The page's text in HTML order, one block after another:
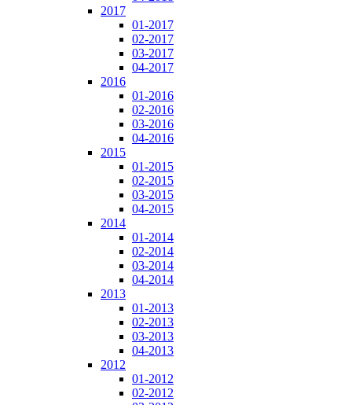
2017
01-2017
02-2017
03-2017
04-2017
2016
01-2016
02-2016
03-2016
04-2016
2015
01-2015
02-2015
03-2015
04-2015
2014
01-2014
02-2014
03-2014
04-2014
2013
01-2013
02-2013
03-2013
04-2013
2012
01-2012
02-2012